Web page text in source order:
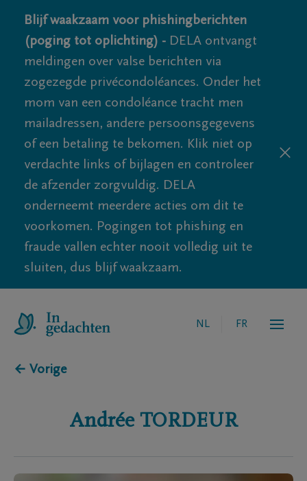
Blijf waakzaam voor phishingberichten
(poging tot oplichting) - DELA ontvangt
meldingen over valse berichten via
zogezegde privécondoléances. Onder het
mom van een condoléance tracht men
mailadressen, andere persoonsgegevens
of een betaling te bekomen. Klik niet op
verdachte links of bijlagen en controleer
de afzender zorgvuldig. DELA
onderneemt meerdere acties om dit te
voorkomen. Pogingen tot phishing en
fraude vallen echter nooit volledig uit te
sluiten, dus blijf waakzaam.
NL FR
← Vorige
Andrée TORDEUR